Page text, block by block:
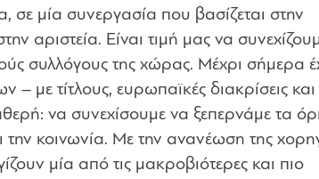
σε μία συνεργασία που βασίζεται στην
αριστεία. Είναι τιμή μας να
συλλόγους της χώρας. Μέχρι σήμερα
– με τίτλους, ευρωπαϊκές διακρίσεις και
να συνεχίσουμε να ξεπερνάμε τα
την κοινωνία. Με την ανανέωση της
μία από τις μακροβιότερες και πιο